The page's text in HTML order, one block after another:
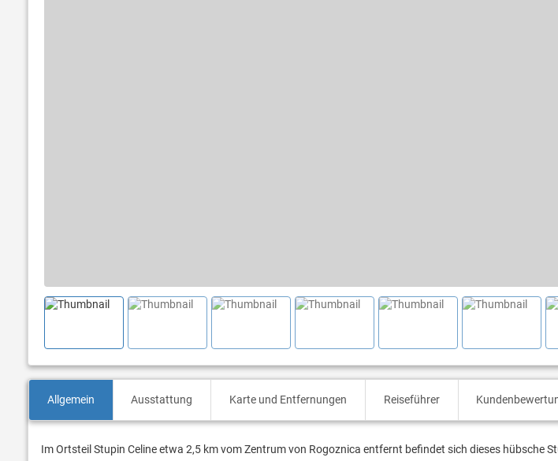
Allgemein Ausstattung Karte und Entfernungen Reiseführer
Im Ortsteil Stupin Celine etwa 2,5 km vom Zentrum von Rogoznica entfernt befindet sich dieses hübsche